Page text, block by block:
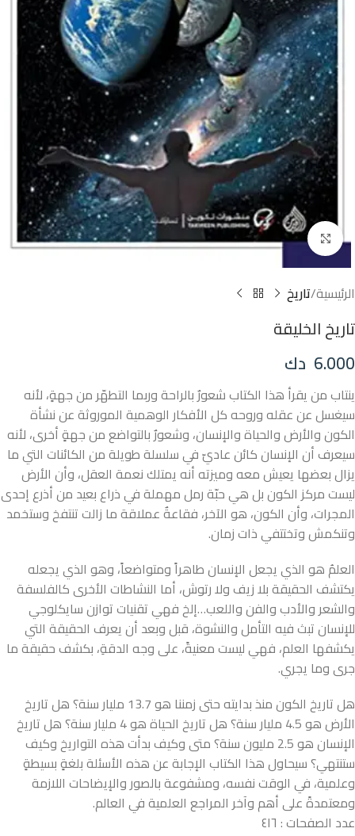
Click to enlarge
الرئيسية تاريخ
تاريخ الخليقة
6.000 دك
ينتاب من يقرأ هذا الكتاب شعورٌ بالراحة وربما التطهّر من جهةٍ، لأنه
سيغسل عن عقله وروحه كل الأفكار الوهمية الموروثة عن نشأة
الكون والأرض والحياة والإنسان، وشعورٌ بالتواضع من جهةٍ أخرى، لأنه
سيعرف أن الإنسان كائن عاديّ في سلسلة طويلة من الكائنات التي ما
يزال بعضها يعيش معه وميزته أنه يمتلك نعمة العقل، وأن الأرض
ليست مركز الكون بل هي حبّة رمل مهملة في ذراع بعيد من أذرع إحدى
المجرات، وأن الكون، هو الآخر، فقاعةٌ عملاقة ما زالت تنتفخ وستخمد
وتنكمش وتختتفي ذات زمان.
العلمُ هو الذي يجعل الإنسان طاهراً ومتواضعاً، وهو الذي يجعله
يكتشف الحقيقة بلا زيف ولا رتوش، أما النشاطات الأخرى كالفلسفة
والشعر والأدب والفن واللعب…إلخ فهي تقنيات توازن سايكلوجي
للإنسان تبث فيه التأمل والنشوة، قبل وبعد أن يعرف الحقيقة التي
يكشفها العلم، فهي ليست معنيةً، على وجه الدقةِ، بكشف حقيقة ما
جرى وما يجري.
هل تاريخ الكون منذ بدايته حتى زمننا هو 13.7 مليار سنة؟ هل تاريخ
الأرض هو 4.5 مليار سنة؟ هل تاريخ الحياة هو 4 مليار سنة؟ هل تاريخ
الإنسان هو 2.5 مليون سنة؟ متى وكيف بدأت هذه التواريخ وكيف
ستنتهي؟ سيحاول هذا الكتاب الإجابة عن هذه الأسئلة بلغةٍ بسيطةٍ
وعلمية، في الوقت نفسه، ومشفوعة بالصور والإيضاحات اللازمة
ومعتمدةً على أهم وآخر المراجع العلمية في العالم.
عدد الصفحات : ٤١٦